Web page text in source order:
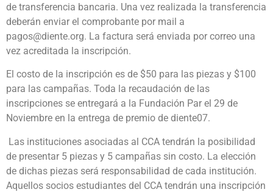
de transferencia bancaria. Una vez realizada la transferencia
deberán enviar el comprobante por mail a
pagos@diente.org. La factura será enviada por correo una
vez acreditada la inscripción.
El costo de la inscripción es de $50 para las piezas y $100
para las campañas. Toda la recaudación de las
inscripciones se entregará a la Fundación Par el 29 de
Noviembre en la entrega de premio de diente07.
Las instituciones asociadas al CCA tendrán la posibilidad
de presentar 5 piezas y 5 campañas sin costo. La elección
de dichas piezas será responsabilidad de cada institución.
Aquellos socios estudiantes del CCA tendrán una inscripción